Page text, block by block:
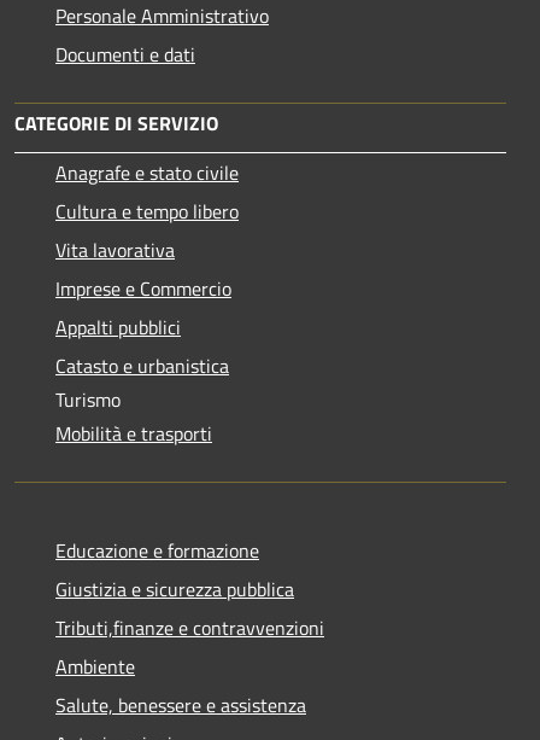
Personale Amministrativo
Documenti e dati
CATEGORIE DI SERVIZIO
Anagrafe e stato civile
Cultura e tempo libero
Vita lavorativa
Imprese e Commercio
Appalti pubblici
Catasto e urbanistica
Turismo
Mobilità e trasporti
Educazione e formazione
Giustizia e sicurezza pubblica
Tributi,finanze e contravvenzioni
Ambiente
Salute, benessere e assistenza